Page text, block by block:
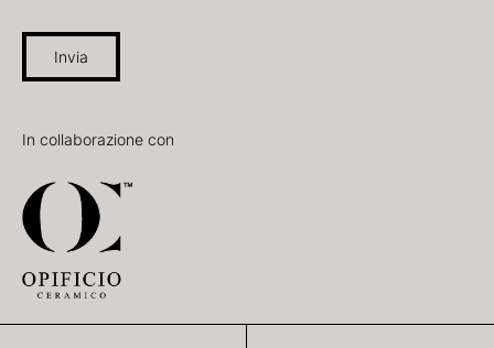
Invia
In collaborazione con